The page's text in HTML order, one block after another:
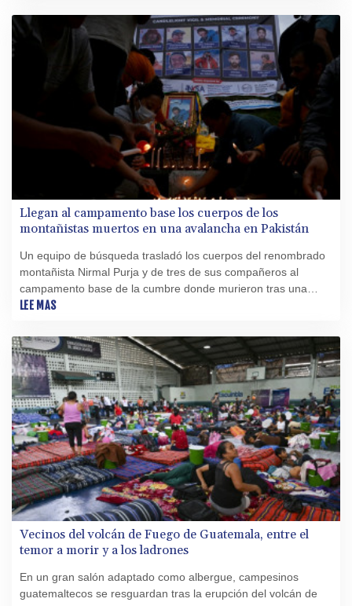
Llegan al campamento base los cuerpos de los
montañistas muertos en una avalancha en Pakistán
Un equipo de búsqueda trasladó los cuerpos del renombrado
montañista Nirmal Purja y de tres de sus compañeros al
campamento base de la cumbre donde murieron tras una
avalancha, informó el miércoles el Club Alpino de Pakistán
LEE MAS
Vecinos del volcán de Fuego de Guatemala, entre el
temor a morir y a los ladrones
En un gran salón adaptado como albergue, campesinos
guatemaltecos se resguardan tras la erupción del volcán de